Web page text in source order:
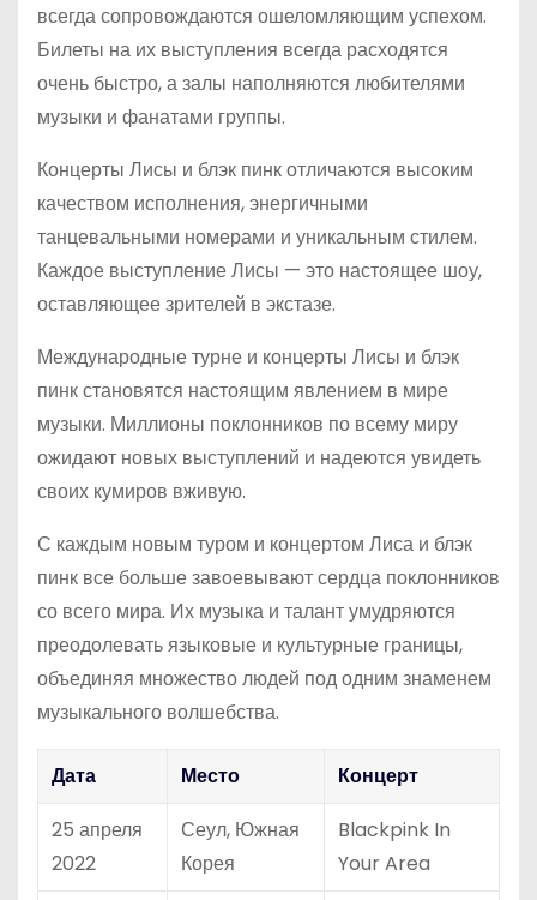
всегда сопровождаются ошеломляющим успехом.
Билеты на их выступления всегда расходятся
очень быстро, а залы наполняются любителями
музыки и фанатами группы.
Концерты Лисы и блэк пинк отличаются высоким
качеством исполнения, энергичными
танцевальными номерами и уникальным стилем.
Каждое выступление Лисы — это настоящее шоу,
оставляющее зрителей в экстазе.
Международные турне и концерты Лисы и блэк
пинк становятся настоящим явлением в мире
музыки. Миллионы поклонников по всему миру
ожидают новых выступлений и надеются увидеть
своих кумиров вживую.
С каждым новым туром и концертом Лиса и блэк
пинк все больше завоевывают сердца поклонников
со всего мира. Их музыка и талант умудряются
преодолевать языковые и культурные границы,
объединяя множество людей под одним знаменем
музыкального волшебства.
Дата Место
Концерт
25 апреля
2022
Сеул, Южная
Корея
Blackpink In
Your Area